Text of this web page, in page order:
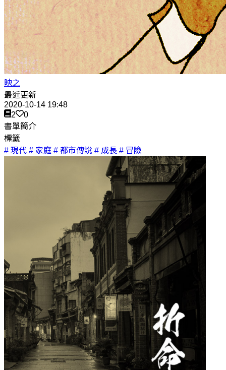
映之
最近更新
2020-10-14 19:48
2
0
書單簡介
標籤
# 現代 # 家庭 # 都市傳說 # 成長 # 冒險